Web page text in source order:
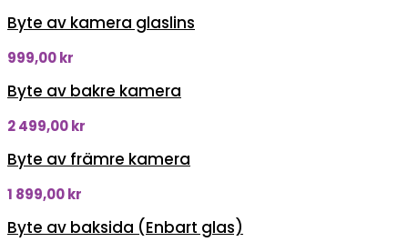
Byte av kamera glaslins
999,00kr
Byte av bakre kamera
2 499,00kr
Byte av främre kamera
1 899,00kr
Byte av baksida (Enbart glas)